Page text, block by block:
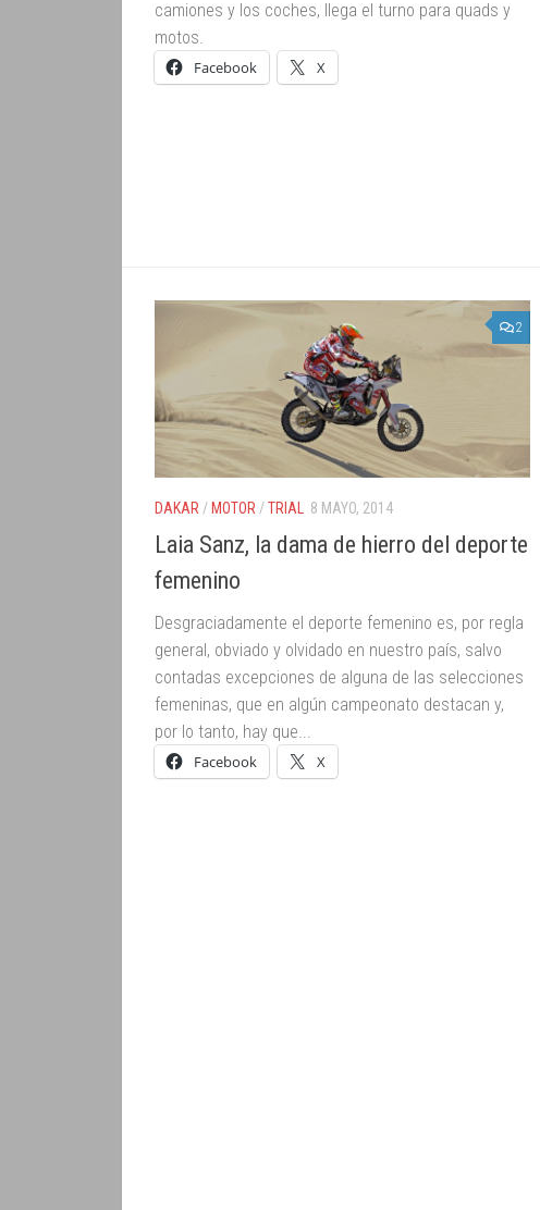
camiones y los coches, llega el turno para quads y
motos.
Facebook X
2
DAKAR/ MOTOR/TRIAL 8 MAYO, 2014
Laia Sanz, la dama de hierro del deporte
femenino
Desgraciadamente el deporte femenino es, por regla
general, obviado y olvidado en nuestro país, salvo
contadas excepciones de alguna de las selecciones
femeninas, que en algún campeonato destacan y,
por lo tanto, hay que...
Facebook X